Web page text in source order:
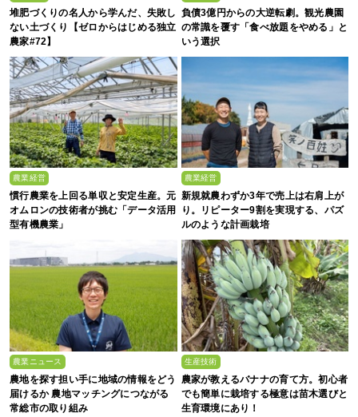
堆肥づくりの名人から学んだ、失敗し
ない土づくり【ゼロからはじめる独立
農家#72】
負債3億円からの大逆転劇。観光農園
の常識を覆す「食べ放題をやめる」と
いう選択
農業経営
慣行農業を上回る単収と安定生産。元
オムロンの技術者が挑む「データ活用
型有機農業」
農業経営
新規就農わずか3年で売上は右肩上が
り。リピーター9割を実現する、パズ
ルのような計画栽培
農業ニュース
農地を探す担い手に地域の情報をどう
届けるか 農地マッチングにつながる
常総市の取り組み
生産技術
農家が教えるバナナの育て方。初心者
でも簡単に栽培する極意は苗木選びと
生育環境にあり！